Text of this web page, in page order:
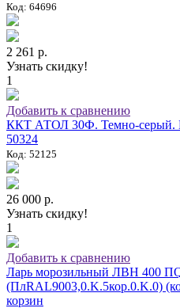
Код: 64696
2 261 р.
Узнать скидку!
1
Добавить к сравнению
ККТ АТОЛ 30Ф. Темно-серый.
50324
Код: 52125
26 000 р.
Узнать скидку!
1
Добавить к сравнению
Ларь морозильный ЛВН 400
(ПлRAL9003,0.K.5кор.0.K.0)
корзин